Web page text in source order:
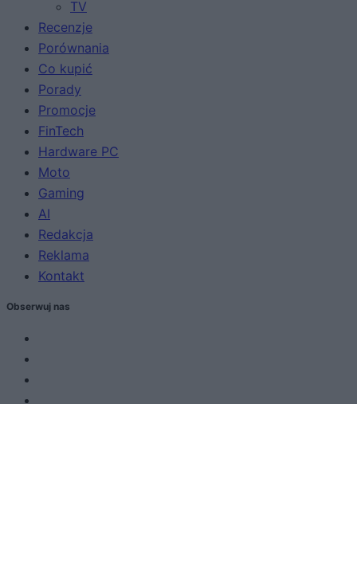
TV
Recenzje
Porównania
Co kupić
Porady
Promocje
FinTech
Hardware PC
Moto
Gaming
AI
Redakcja
Reklama
Kontakt
Obserwuj nas